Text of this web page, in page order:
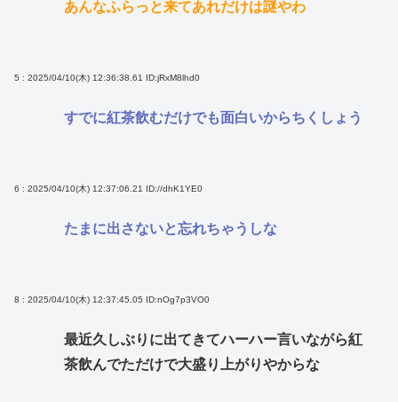
あんなふらっと来てあれだけは謎やわ
5 : 2025/04/10(木) 12:36:38.61 ID:jRxM8lhd0
すでに紅茶飲むだけでも面白いからちくしょう
6 : 2025/04/10(木) 12:37:06.21 ID://dhK1YE0
たまに出さないと忘れちゃうしな
8 : 2025/04/10(木) 12:37:45.05 ID:nOg7p3VO0
最近久しぶりに出てきてハーハー言いながら紅
茶飲んでただけで大盛り上がりやからな